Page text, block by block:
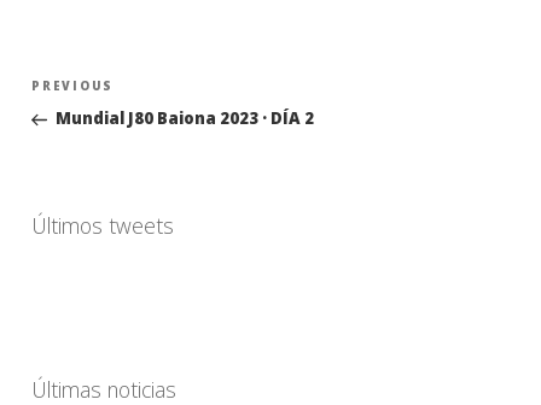
Navegación
entradas
Previous
Post
PREVIOUS
Mundial J80 Baiona 2023 · DÍA 2
Últimos tweets
Últimas noticias